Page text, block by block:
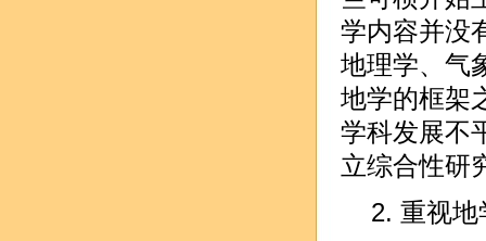
学内容并没
地理学、气
地学的框架
学科发展不
立综合性研
2. 重视